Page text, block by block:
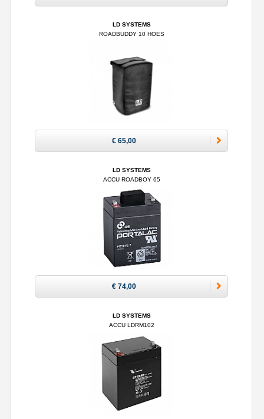
LD SYSTEMS
ROADBUDDY 10 HOES
€ 65,00
LD SYSTEMS
ACCU ROADBOY 65
€ 74,00
LD SYSTEMS
ACCU LDRM102